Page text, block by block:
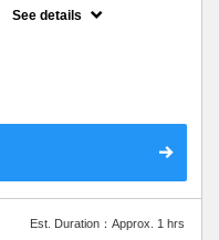
See details
Est. Duration：Approx. 1 hrs